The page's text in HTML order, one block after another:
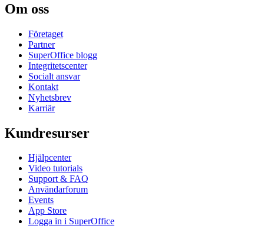
Om oss
Företaget
Partner
SuperOffice blogg
Integritetscenter
Socialt ansvar
Kontakt
Nyhetsbrev
Karriär
Kundresurser
Hjälpcenter
Video tutorials
Support & FAQ
Användarforum
Events
App Store
Logga in i SuperOffice